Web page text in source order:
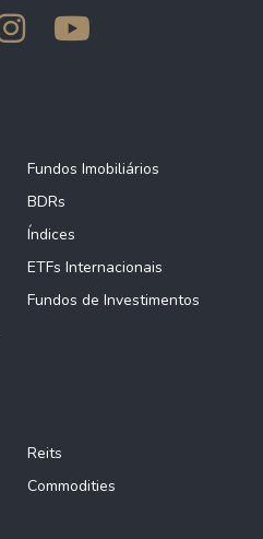
Fundos Imobiliários
BDRs
Índices
ETFs Internacionais
Fundos de Investimentos
Reits
Commodities